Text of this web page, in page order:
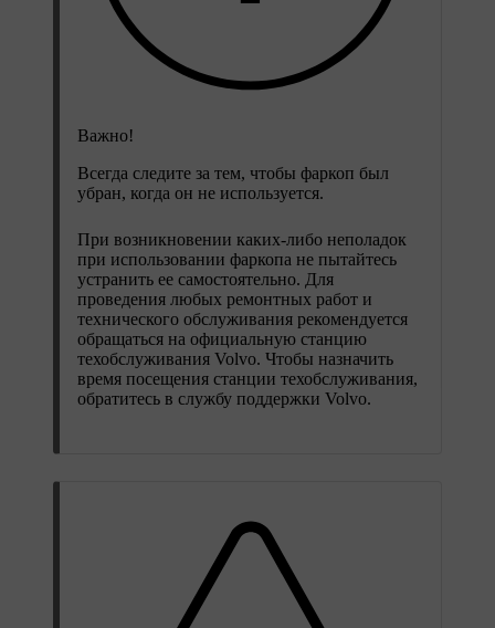
Важно!
Всегда следите за тем, чтобы фаркоп был
убран, когда он не используется.
При возникновении каких-либо неполадок
при использовании фаркопа не пытайтесь
устранить ее самостоятельно. Для
проведения любых ремонтных работ и
технического обслуживания рекомендуется
обращаться на официальную станцию
техобслуживания Volvo. Чтобы назначить
время посещения станции техобслуживания,
обратитесь в службу поддержки Volvo.